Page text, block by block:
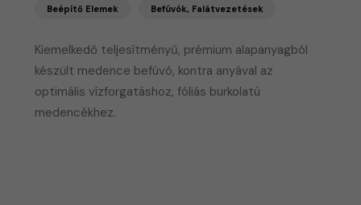
Kiemelkedő teljesítményű, prémium alapanyagból
készült medence befúvó, kontra anyával az
optimális vízforgatáshoz, fóliás burkolatú
medencékhez.
Beépítő Elemek Befúvók, Falátvezetések